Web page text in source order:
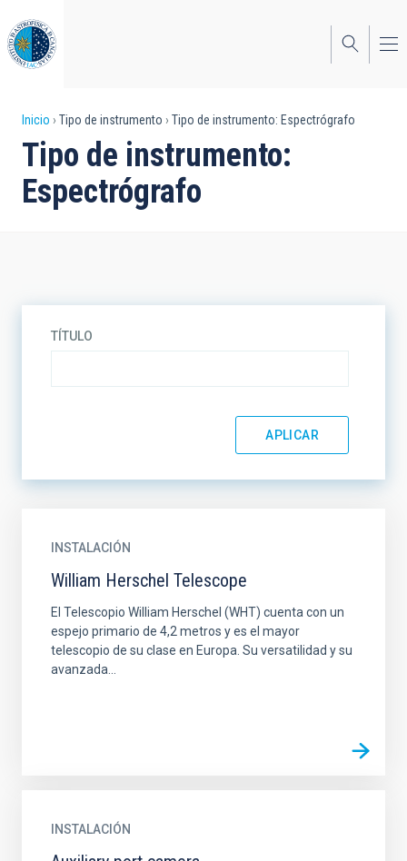
al
contenido
principal
Sobrescribir
enlaces
de
Inicio Tipo de instrumento Tipo de instrumento: Espectrógrafo
Tipo de instrumento:
Espectrógrafo
TÍTULO
INSTALACIÓN
William Herschel Telescope
El Telescopio William Herschel (WHT) cuenta con un
espejo primario de 4,2 metros y es el mayor
telescopio de su clase en Europa. Su versatilidad y su
avanzada...
INSTALACIÓN